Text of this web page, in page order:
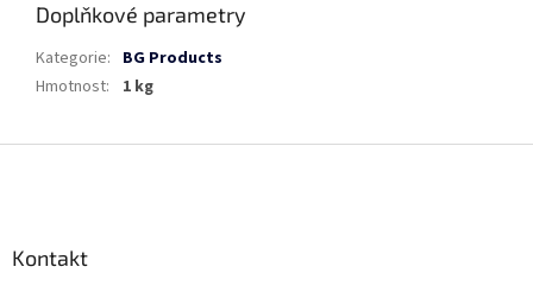
Doplňkové parametry
Kategorie: BG Products
Hmotnost: 1 kg
Kontakt